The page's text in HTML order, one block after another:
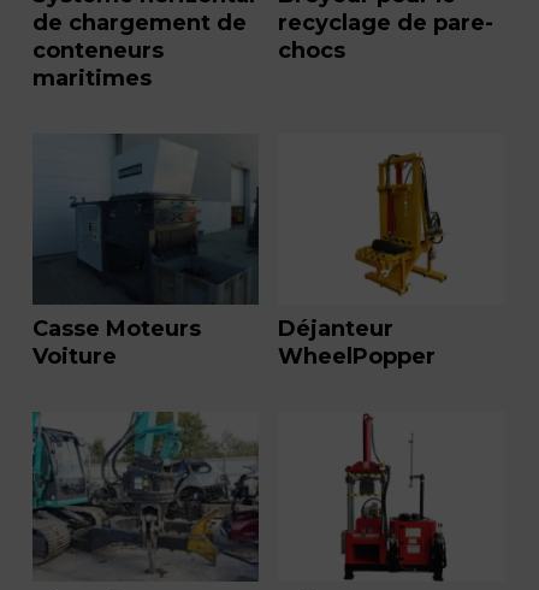
de chargement de
conteneurs
maritimes
recyclage de pare-
chocs
Casse Moteurs
Voiture
Déjanteur
WheelPopper